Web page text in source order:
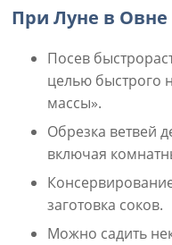
При Луне в
Посев
целью быстрого
массы».
Обрезка ветвей
включая
заготовка соков.
Можно садить